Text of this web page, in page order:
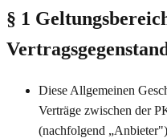
§ 1
Diese Allgemeinen
Verträge zwischen der
(nachfolgend